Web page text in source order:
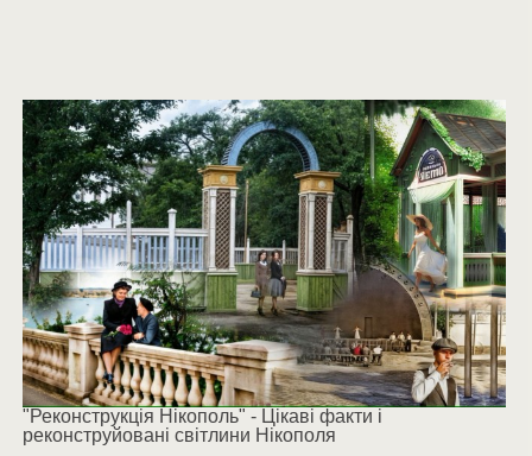
"Реконструкція Нікополь" - Цікаві факти і
реконструйовані світлини Нікополя